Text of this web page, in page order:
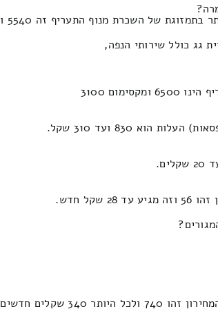
גג כולל שירותי הנפה,
3100
חדש.
שקלים חדשים.